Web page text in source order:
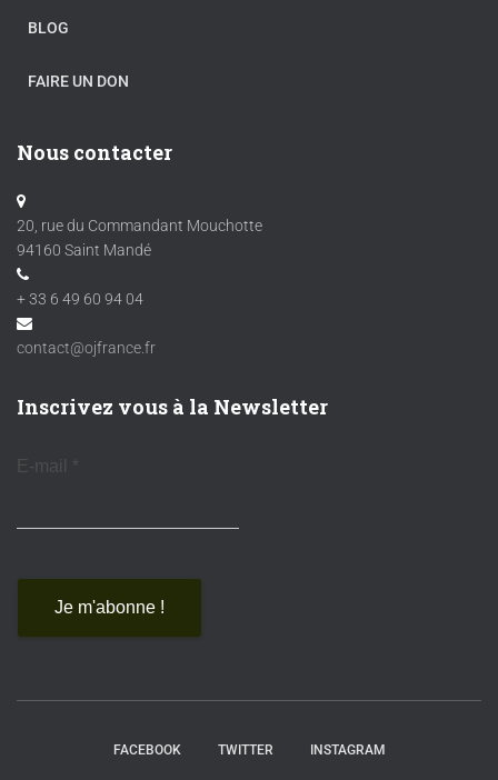
BLOG
FAIRE UN DON
Nous contacter
20, rue du Commandant Mouchotte
94160 Saint Mandé
+ 33 6 49 60 94 04
contact@ojfrance.fr
Inscrivez vous à la Newsletter
E-mail *
FACEBOOK TWITTER INSTAGRAM